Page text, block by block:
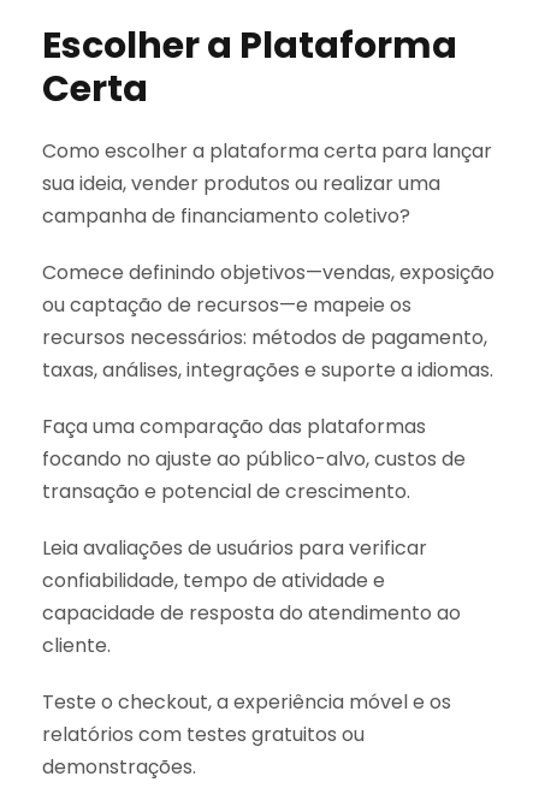
Escolher a Plataforma
Certa
Como escolher a plataforma certa para lançar
sua ideia, vender produtos ou realizar uma
campanha de financiamento coletivo?
Comece definindo objetivos—vendas, exposição
ou captação de recursos—e mapeie os
recursos necessários: métodos de pagamento,
taxas, análises, integrações e suporte a idiomas.
Faça uma comparação das plataformas
focando no ajuste ao público-alvo, custos de
transação e potencial de crescimento.
Leia avaliações de usuários para verificar
confiabilidade, tempo de atividade e
capacidade de resposta do atendimento ao
cliente.
Teste o checkout, a experiência móvel e os
relatórios com testes gratuitos ou
demonstrações.